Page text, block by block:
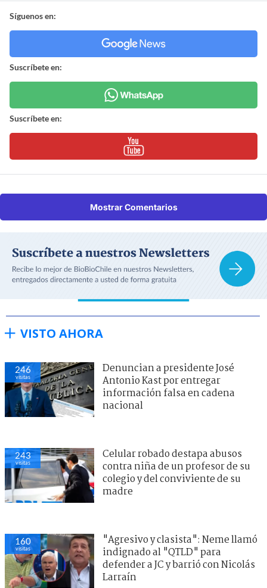
Síguenos en:
Suscríbete en:
Suscríbete en:
Mostrar Comentarios
VISTO AHORA
246
visitas
Denuncian a presidente José
Antonio Kast por entregar
información falsa en cadena
nacional
243
visitas
Celular robado destapa abusos
contra niña de un profesor de su
colegio y del conviviente de su
madre
160
visitas
"Agresivo y clasista": Neme llamó
indignado al "QTLD" para
defender a JC y barrió con Nicolás
Larraín